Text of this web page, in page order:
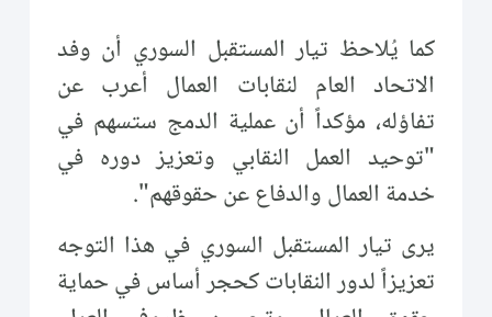
كما يُلاحظ تيار المستقبل السوري أن وفد
الاتحاد العام لنقابات العمال أعرب عن
تفاؤله، مؤكداً أن عملية الدمج ستسهم في
"توحيد العمل النقابي وتعزيز دوره في
خدمة العمال والدفاع عن حقوقهم".
يرى تيار المستقبل السوري في هذا التوجه
تعزيزاً لدور النقابات كحجر أساس في حماية